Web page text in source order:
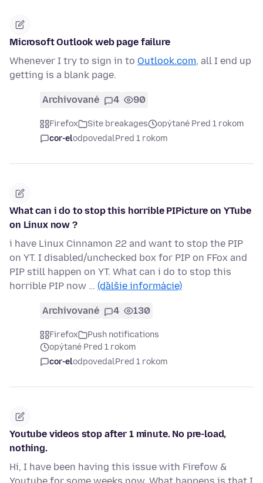
Microsoft Outlook web page failure
Whenever I try to sign in to Outlook.com, all I end up
getting is a blank page.
Archivované 4 90
Firefox Site breakages
opýtané Pred 1 rokom
cor-elodpovedalPred 1 rokom
What can i do to stop this horrible PIPicture on YTube
on Linux now ?
i have Linux Cinnamon 22 and want to stop the PIP
on YT. I disabled/unchecked box for PIP on FFox and
PIP still happen on YT. What can i do to stop this
horrible PIP now … (ďalšie informácie)
Archivované 4 130
Firefox
Push notifications
opýtané Pred 1 rokom
cor-elodpovedalPred 1 rokom
Youtube videos stop after 1 minute. No pre-load,
nothing.
Hi, I have been having this issue with Firefow &